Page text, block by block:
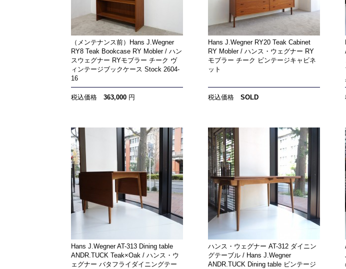
（メンテナンス前）Hans J.Wegner
RY8 Teak Bookcase RY Mobler / ハン
スウェグナー RYモブラー チーク ヴ
ィンテージブックケース Stock 2604-
16
税込価格 363,000 円
Hans J.Wegner RY20 Teak Cabinet
RY Mobler / ハンス・ウェグナー RY
モブラー チーク ビンテージキャビネ
ット
税込価格 SOLD
Hans J.Wegner AT-313 Dining table
ANDR.TUCK Teak×Oak / ハンス・ウ
ェグナー バタフライダイニングテー
ハンス・ウェグナー AT-312 ダイニン
グテーブル / Hans J.Wegner
ANDR.TUCK Dining table ビンテージ